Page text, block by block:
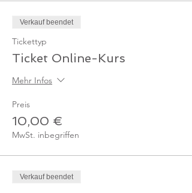
Verkauf beendet
Tickettyp
Ticket Online-Kurs
Mehr Infos
Preis
10,00 €
MwSt. inbegriffen
Verkauf beendet